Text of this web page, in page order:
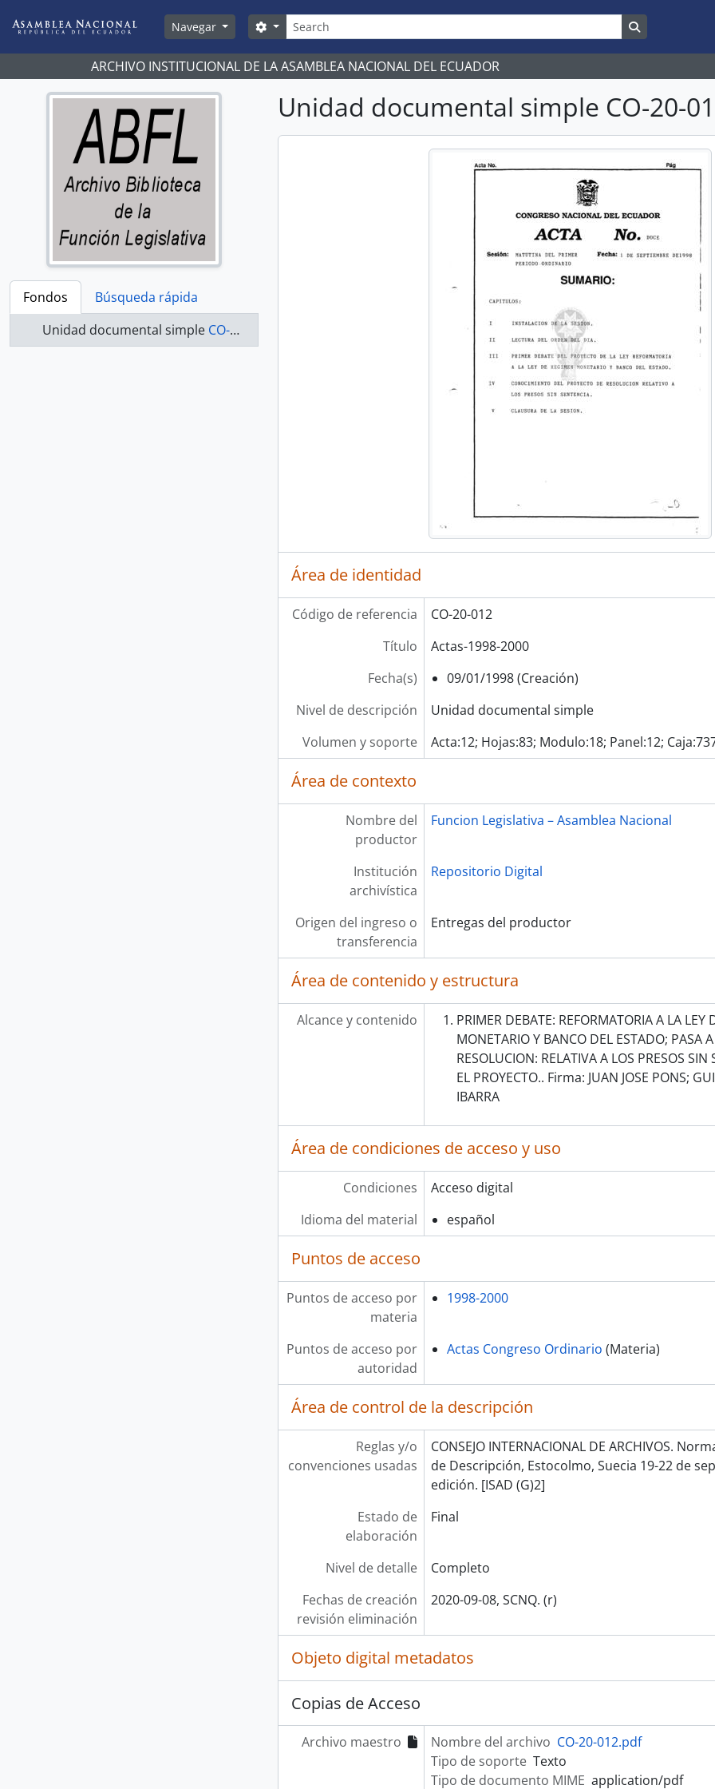
Navegar
Búsqueda
Search options
ARCHIVO INSTITUCIONAL DE LA ASAMBLEA NACIONAL DEL ECUADOR
Fondos
Búsqueda rápida
Unidad documental simple CO-20-012 - Actas-1998-2000
Unidad documental simple CO-20-
Área de identidad
Código de referencia
CO-20-012
Título
Actas-1998-2000
Fecha(s)
09/01/1998 (Creación)
Nivel de descripción
Unidad documental simple
Volumen y soporte
Acta:12; Hojas:83; Modulo:18; Panel:12;
Área de contexto
Nombre del
productor
Funcion Legislativa – Asamblea Nacional
Institución
archivística
Repositorio Digital
Origen del ingreso o
transferencia
Entregas del productor
Área de contenido y estructura
Alcance y contenido
PRIMER DEBATE: REFORMATORIA A LA LEY
MONETARIO Y BANCO DEL ESTADO; PASA
RESOLUCION: RELATIVA A LOS PRESOS SIN
EL PROYECTO.. Firma: JUAN JOSE PONS;
IBARRA
Área de condiciones de acceso y uso
Condiciones
Acceso digital
Idioma del material
español
Puntos de acceso
Puntos de acceso por
materia
1998-2000
Puntos de acceso por
autoridad
Actas Congreso Ordinario (Materia)
Área de control de la descripción
Reglas y/o
convenciones usadas
CONSEJO INTERNACIONAL DE ARCHIVOS.
de Descripción, Estocolmo, Suecia 19-22 de
edición. [ISAD (G)2]
Estado de
elaboración
Final
Nivel de detalle
Completo
Fechas de creación
revisión eliminación
2020-09-08, SCNQ. (r)
Objeto digital metadatos
Copias de Acceso
Archivo maestro Nombre del archivo CO-20-012.pdf
Tipo de soporte Texto
Tipo de documento MIME application/pdf